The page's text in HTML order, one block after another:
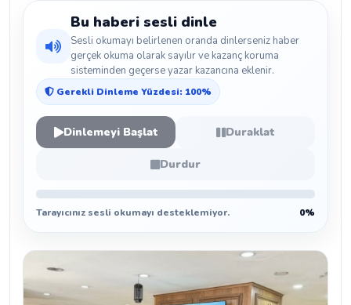
Bu haberi sesli dinle
Sesli okumayı belirlenen oranda dinlerseniz haber
gerçek okuma olarak sayılır ve kazanç koruma
sisteminden geçerse yazar kazancına eklenir.
Gerekli Dinleme Yüzdesi: 100%
Dinlemeyi Başlat Duraklat
Durdur
Tarayıcınız sesli okumayı desteklemiyor. 0%